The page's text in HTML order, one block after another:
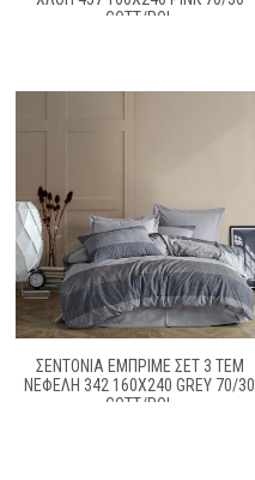
COTT/POL
ΣΕΝΤΟΝΙΑ ΕΜΠΡΙΜΕ ΣΕΤ 3 ΤΕΜ
ΝΕΦΈΛΗ 342 160X240 GREY 70/30
COTT/POL